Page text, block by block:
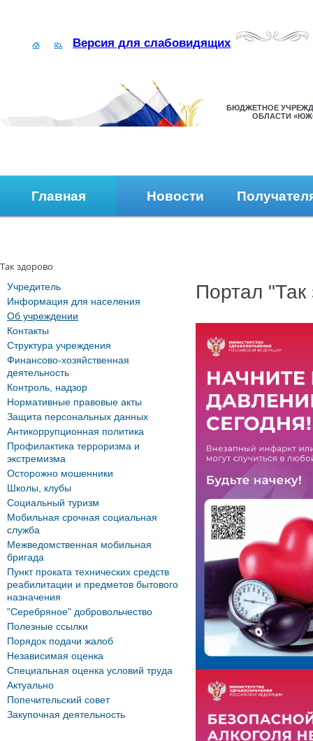
Версия для слабовидящих
БЮДЖЕТНОЕ
ОБЛАСТИ
Главная Новости
Так здорово
Портал "Так
Учредитель
Информация для населения
Об учреждении
Контакты
Структура учреждения
Финансово-хозяйственная
деятельность
Контроль, надзор
Нормативные правовые акты
Защита персональных данных
Антикоррупционная политика
Профилактика терроризма и
экстремизма
Осторожно мошенники
Школы, клубы
Социальный туризм
Мобильная срочная социальная
служба
Межведомственная мобильная
бригада
Пункт проката технических средств
реабилитации и предметов бытового
назначения
"Серебряное" добровольчество
Полезные ссылки
Порядок подачи жалоб
Независимая оценка
Специальная оценка условий труда
Актуально
Попечительский совет
Закупочная деятельность